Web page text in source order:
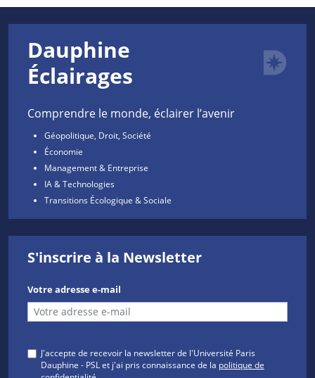
Dauphine
Éclairages
Comprendre le monde, éclairer l’avenir
Géopolitique, Droit, Société
Économie
Management & Entreprise
IA & Technologies
Transitions Écologique & Sociale
S'inscrire à la Newsletter
Votre adresse e-mail
J'accepte de recevoir la newsletter de l'Université Paris
Dauphine - PSL et j'ai pris connaissance de la politique de